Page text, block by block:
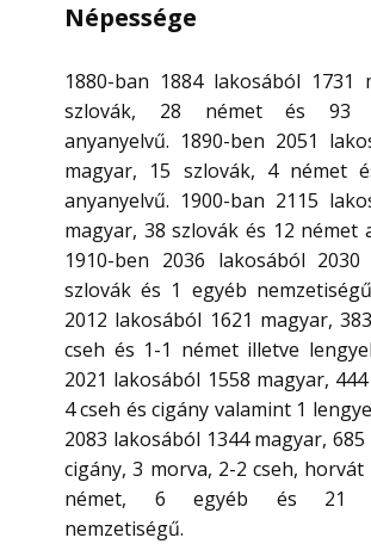
Népessége
1880-ban 1884 lakosából 1731
szlovák, 28 német és 93
anyanyelvű. 1890-ben 2051
magyar, 15 szlovák, 4 német
anyanyelvű. 1900-ban 2115
magyar, 38 szlovák és 12 német
1910-ben 2036 lakosából
szlovák és 1 egyéb
2012 lakosából 1621 magyar,
cseh és 1-1 német illetve
2021 lakosából 1558 magyar,
4 cseh és cigány valamint 1
2083 lakosából 1344 magyar,
cigány, 3 morva, 2-2 cseh, horvát
német, 6 egyéb és 21
nemzetiségű.